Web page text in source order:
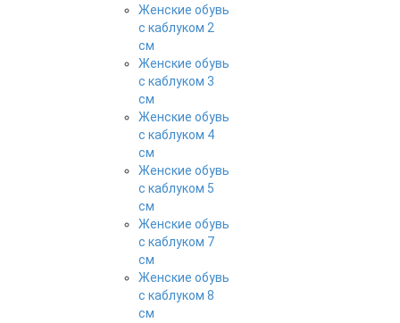
Женские обувь
с каблуком 2
см
Женские обувь
с каблуком 3
см
Женские обувь
с каблуком 4
см
Женские обувь
с каблуком 5
см
Женские обувь
с каблуком 7
см
Женские обувь
с каблуком 8
см